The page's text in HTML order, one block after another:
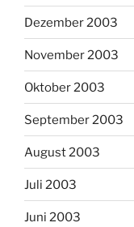
Dezember 2003
November 2003
Oktober 2003
September 2003
August 2003
Juli 2003
Juni 2003